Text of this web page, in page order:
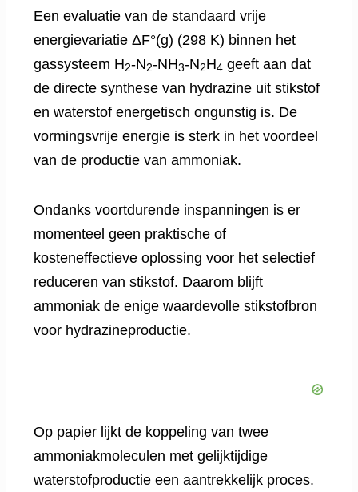
Een evaluatie van de standaard vrije
energievariatie ΔF°(g) (298 K) binnen het
gassysteem H2-N2-NH3-N2H4 geeft aan dat
de directe synthese van hydrazine uit stikstof
en waterstof energetisch ongunstig is. De
vormingsvrije energie is sterk in het voordeel
van de productie van ammoniak.
Ondanks voortdurende inspanningen is er
momenteel geen praktische of
kosteneffectieve oplossing voor het selectief
reduceren van stikstof. Daarom blijft
ammoniak de enige waardevolle stikstofbron
voor hydrazineproductie.
Op papier lijkt de koppeling van twee
ammoniakmoleculen met gelijktijdige
waterstofproductie een aantrekkelijk proces.